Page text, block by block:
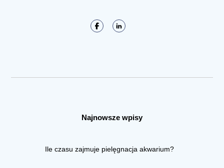
Najnowsze wpisy
Ile czasu zajmuje pielęgnacja akwarium?